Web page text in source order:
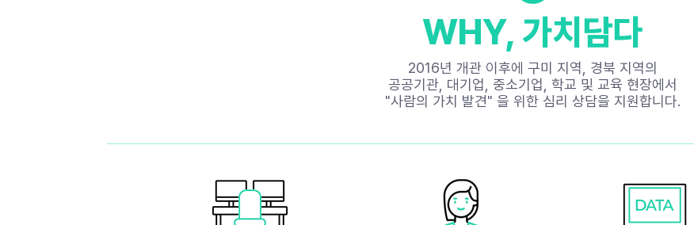
WHY, 가치담다
2016년 개관 이후에 구미 지역, 경북 지역의
공공기관, 대기업, 중소기업, 학교 및 교육 현장에서
​"사람의 가치 발견" 을 위한 심리 상담을 지원합니다.